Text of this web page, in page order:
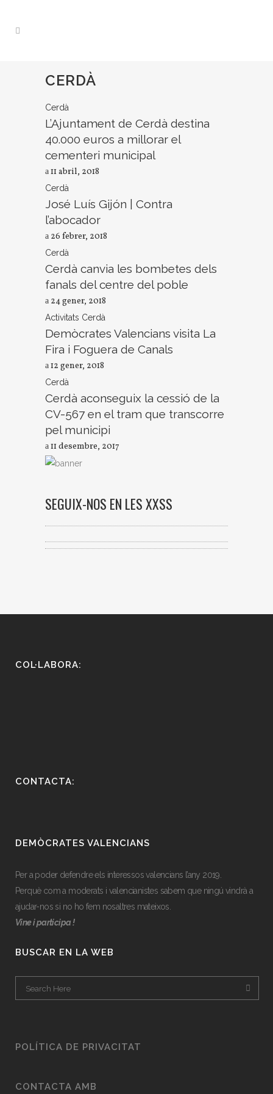
CERDÀ
Cerdà
L’Ajuntament de Cerdà destina
40.000 euros a millorar el
cementeri municipal
11 abril, 2018
Cerdà
José Luís Gijón | Contra
l’abocador
26 febrer, 2018
Cerdà
Cerdà canvia les bombetes dels
fanals del centre del poble
24 gener, 2018
Activitats Cerdà
Demòcrates Valencians visita La
Fira i Foguera de Canals
12 gener, 2018
Cerdà
Cerdà aconseguix la cessió de la
CV-567 en el tram que transcorre
pel municipi
11 desembre, 2017
SEGUIX-NOS EN LES XXSS
COL·LABORA:
CONTACTA:
DEMÒCRATES VALENCIANS
Per a poder defendre els interessos valencians l’any 2019.
Perquè com a moderats i valencianistes sabem que ningú vindrà a
ajudar-nos si no ho fem nosaltres mateixos.
Vine i participa !
BUSCAR EN LA WEB
POLÍTICA DE PRIVACITAT
CONTACTA AMB